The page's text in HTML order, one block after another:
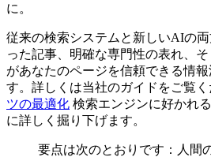
に。
従来の検索システムと新しいAIの
った記事、明確な専門性の表れ、
があなたのページを信頼できる情
す。詳しくは当社のガイドをご覧く
ツの最適化 検索エンジンに好かれ
に詳しく掘り下げます。
要点は次のとおりです：人間